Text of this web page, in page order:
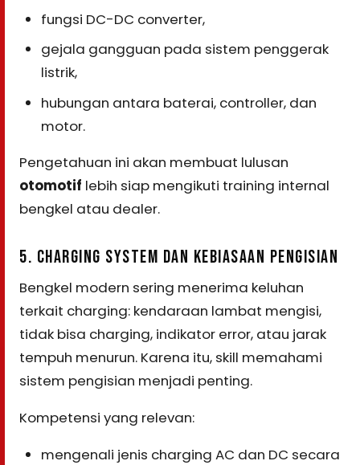
fungsi DC-DC converter,
gejala gangguan pada sistem penggerak
listrik,
hubungan antara baterai, controller, dan
motor.
Pengetahuan ini akan membuat lulusan
otomotif lebih siap mengikuti training internal
bengkel atau dealer.
5. CHARGING SYSTEM DAN KEBIASAAN PENGISIAN
Bengkel modern sering menerima keluhan
terkait charging: kendaraan lambat mengisi,
tidak bisa charging, indikator error, atau jarak
tempuh menurun. Karena itu, skill memahami
sistem pengisian menjadi penting.
Kompetensi yang relevan:
mengenali jenis charging AC dan DC secara